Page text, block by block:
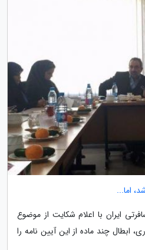
اما...
ایران با اعلام شکایت از موضوع
ابطال چند ماده از این آیین نامه را